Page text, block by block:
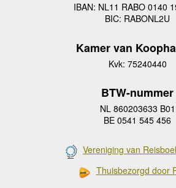
IBAN: NL11 RABO 0140
BIC: RABONL2U
Kamer van
Kvk: 75240440
BTW-nummer
NL 860203633 B01
BE 0541 545 456
Vereniging van
Thuisbezorgd door